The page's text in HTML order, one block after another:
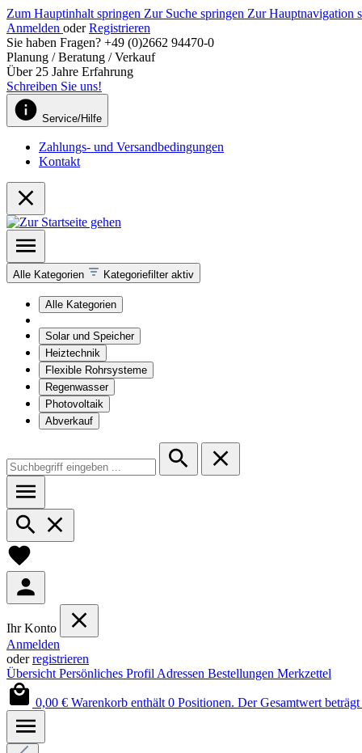
Zum Hauptinhalt springen Zur Suche springen Zur Hauptnavigation
Anmelden oder Registrieren
Sie haben Fragen? +49 (0)2662 94470-0
Planung / Beratung / Verkauf
Über 25 Jahre Erfahrung
Schreiben Sie uns!
Service/Hilfe
Zahlungs- und Versandbedingungen
Kontakt
Alle Kategorien Kategoriefilter aktiv
Alle Kategorien
Solar und Speicher
Heiztechnik
Flexible Rohrsysteme
Regenwasser
Photovoltaik
Abverkauf
Ihr Konto
Anmelden
oderregistrieren
Übersicht Persönliches Profil Adressen Bestellungen Merkzettel
0,00 € Warenkorb enthält 0 Positionen. Der Gesamtwert